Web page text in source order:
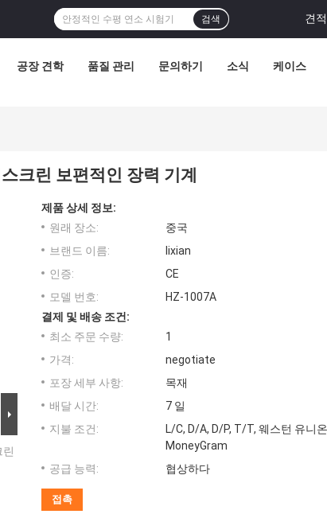
견
검색
공장 견학 품질 관리 문의하기 소식 케이스
크린 보편적인 장력 기계
제품 상세 정보:
원래 장소:
중국
브랜드 이름:
lixian
인증:
CE
모델 번호:
HZ-1007A
결제 및 배송 조건:
최소 주문 수량:
1
가격:
negotiate
포장 세부 사항:
목재
배달 시간:
7 일
지불 조건:
L/C, D/A, D/P, T/T, 웨스턴 유니
MoneyGram
공급 능력:
협상하다
접촉